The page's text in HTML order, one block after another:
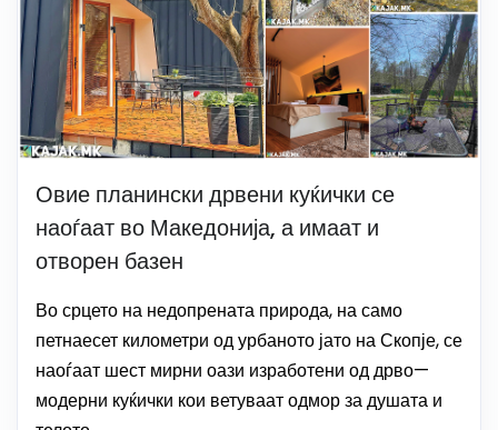
Овие планински дрвени куќички се
наоѓаат во Македонија, а имаат и
отворен базен
Во срцето на недопрената природа, на само
петнаесет километри од урбаното јато на Скопје, се
наоѓаат шест мирни оази изработени од дрво—
модерни куќички кои ветуваат одмор за душата и